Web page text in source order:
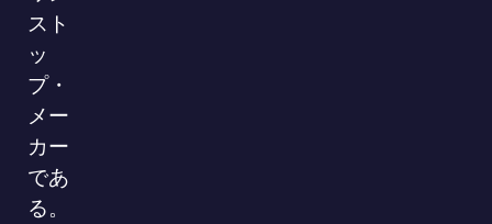
スト
ッ
プ・
メー
カー
であ
る。